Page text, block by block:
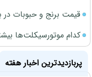
قیمت برنج و حبوبات در
کدام موتورسیکلت‌ها
پربازدیدترین اخبار هفته